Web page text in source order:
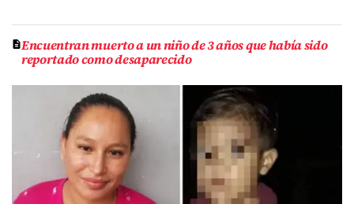
Encuentran muerto a un niño de 3 años que había sido
reportado como desaparecido